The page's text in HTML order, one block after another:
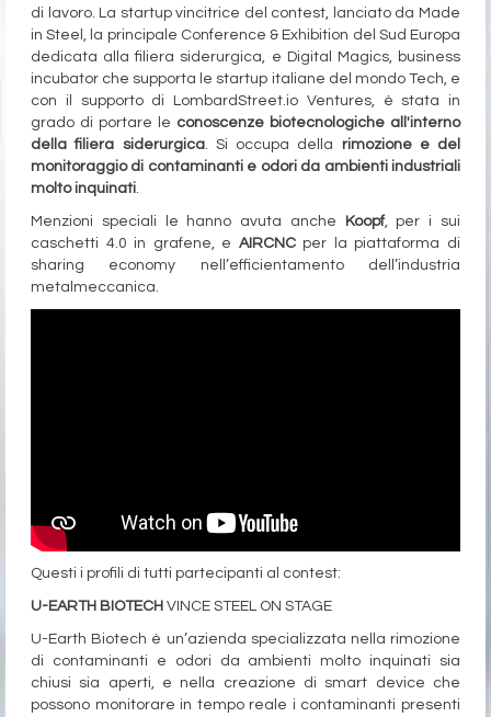
di lavoro. La startup vincitrice del contest, lanciato da Made
in Steel, la principale Conference & Exhibition del Sud Europa
dedicata alla filiera siderurgica, e Digital Magics, business
incubator che supporta le startup italiane del mondo Tech, e
con il supporto di LombardStreet.io Ventures, è stata in
grado di portare le conoscenze biotecnologiche all'interno
della filiera siderurgica. Si occupa della
rimozione e del
monitoraggio di contaminanti e odori da ambienti industriali
molto inquinati
Menzioni speciali le hanno avuta anche Koopf, per i sui
caschetti 4.0 in grafene, e AIRCNCper la piattaforma di
sharing economy nell’efficientamento dell’industria
metalmeccanica.
Questi i profili di tutti partecipanti al contest:
U-EARTH BIOTECH VINCE STEEL ON STAGE
U-Earth Biotech è un’azienda specializzata nella rimozione
di contaminanti e odori da ambienti molto inquinati sia
chiusi sia aperti, e nella creazione di smart device che
possono monitorare in tempo reale i contaminanti presenti